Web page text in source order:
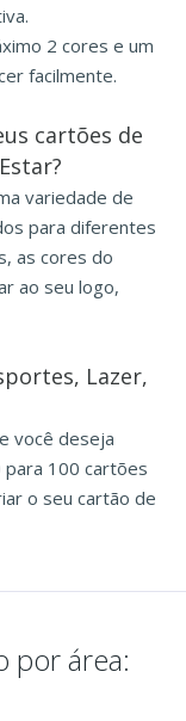
2 cores e um
facilmente.
cartões de
variedade de
para diferentes
as cores do
ao seu logo,
Lazer,
você deseja
para 100 cartões
o seu cartão de
por área: